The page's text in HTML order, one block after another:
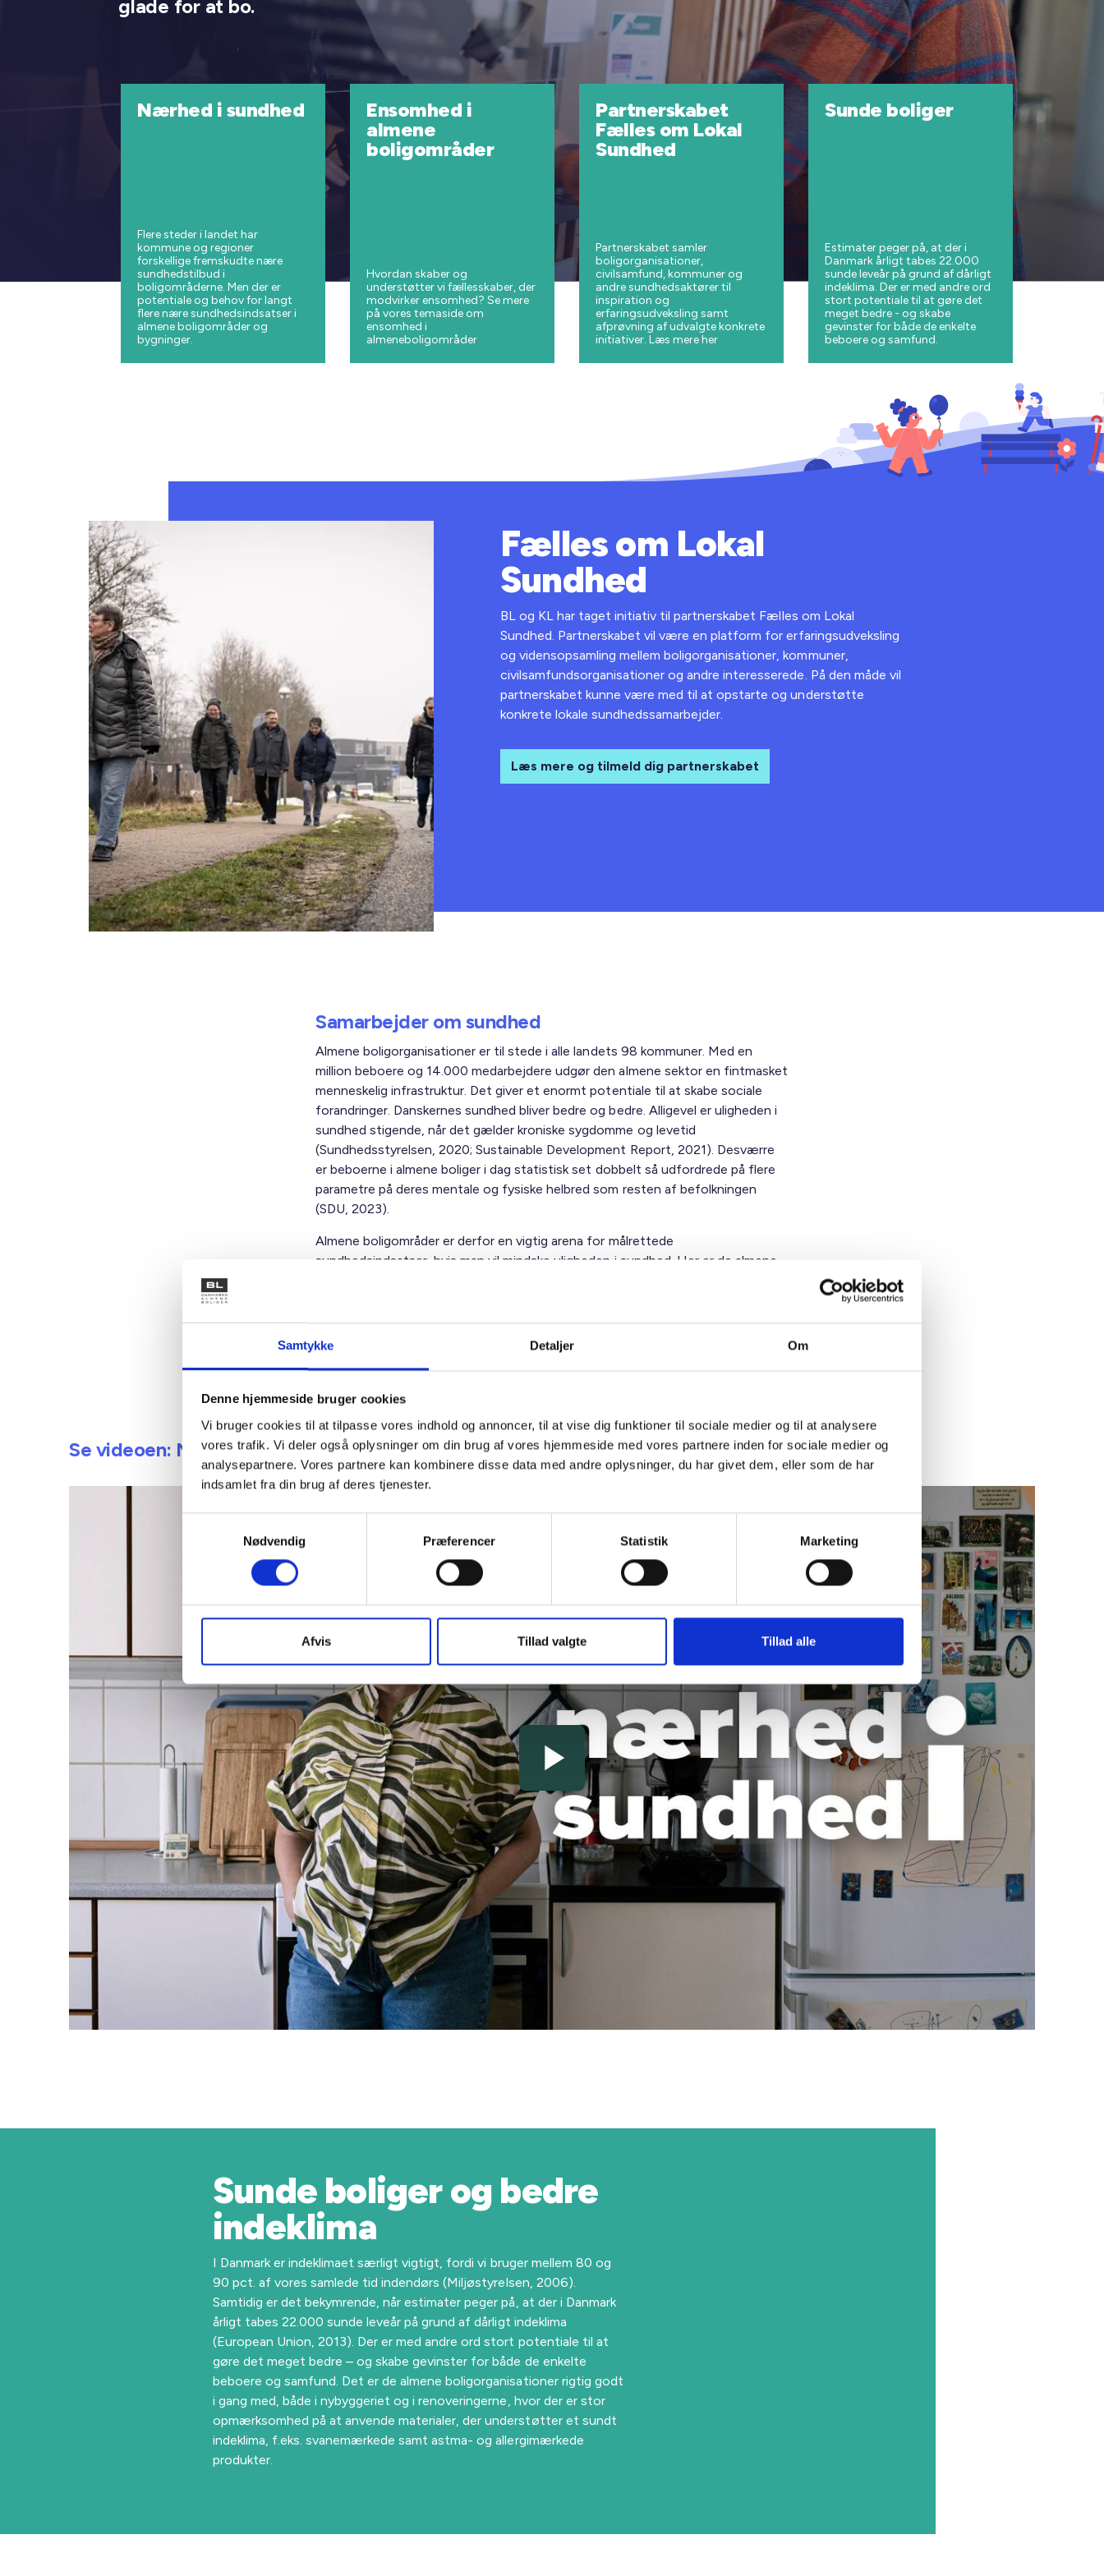
Samtykke Detaljer Om
Denne hjemmeside bruger cookies
Vi bruger cookies til at tilpasse vores indhold og annoncer, til at vise dig funktioner til sociale medier og til at analysere
vores trafik. Vi deler også oplysninger om din brug af vores hjemmeside med vores partnere inden for sociale medier og
analysepartnere. Vores partnere kan kombinere disse data med andre oplysninger, du har givet dem, eller som de har
indsamlet fra din brug af deres tjenester.
Nødvendig
Præferencer Statistik Marketing
Afvis Tillad valgte Tillad alle
glade for at bo.
Nærhed i sundhed
Flere steder i landet har
kommune og regioner
forskellige fremskudte nære
sundhedstilbud i
boligområderne. Men der er
potentiale og behov for langt
flere nære sundhedsindsatser i
almene boligområder og
bygninger.
Ensomhed i
almene
boligområder
Hvordan skaber og
understøtter vi fællesskaber, der
modvirker ensomhed? Se mere
på vores temaside om
ensomhed i
almeneboligområder
Partnerskabet
Fælles om Lokal
Sundhed
Partnerskabet samler
boligorganisationer,
civilsamfund, kommuner og
andre sundhedsaktører til
inspiration og
erfaringsudveksling samt
afprøvning af udvalgte konkrete
initiativer. Læs mere her
Sunde boliger
Estimater peger på, at der i
Danmark årligt tabes 22.000
sunde leveår på grund af dårligt
indeklima. Der er med andre ord
stort potentiale til at gøre det
meget bedre - og skabe
gevinster for både de enkelte
beboere og samfund.
Fælles om Lokal
Sundhed
BL og KL har taget initiativ til partnerskabet Fælles om Lokal
Sundhed. Partnerskabet vil være en platform for erfaringsudveksling
og vidensopsamling mellem boligorganisationer, kommuner,
civilsamfundsorganisationer og andre interesserede. På den måde vil
partnerskabet kunne være med til at opstarte og understøtte
konkrete lokale sundhedssamarbejder.
Læs mere og tilmeld dig partnerskabet
Samarbejder om sundhed
Almene boligorganisationer er til stede i alle landets 98 kommuner. Med en
million beboere og 14.000 medarbejdere udgør den almene sektor en fintmasket
menneskelig infrastruktur. Det giver et enormt potentiale til at skabe sociale
forandringer. Danskernes sundhed bliver bedre og bedre. Alligevel er uligheden i
sundhed stigende, når det gælder kroniske sygdomme og levetid
(Sundhedsstyrelsen, 2020; Sustainable Development Report, 2021). Desværre
er beboerne i almene boliger i dag statistisk set dobbelt så udfordrede på flere
parametre på deres mentale og fysiske helbred som resten af befolkningen
(SDU, 2023).
Almene boligområder er derfor en vigtig arena for målrettede
sundhedsindsatser, hvis man vil mindske uligheden i sundhed. Her er de almene
pandemien kom det hele Danmark til gavn, da der hurtigt blev etableret
beredskaber mellem boligorganisationer og kommuner for at opspore og
Se videoen: Nære sundhedstilbud har gjort en stor forskel for flere beboere
Sunde boliger og bedre
indeklima
I Danmark er indeklimaet særligt vigtigt, fordi vi bruger mellem 80 og
90 pct. af vores samlede tid indendørs (Miljøstyrelsen, 2006).
Samtidig er det bekymrende, når estimater peger på, at der i Danmark
årligt tabes 22.000 sunde leveår på grund af dårligt indeklima
(European Union, 2013). Der er med andre ord stort potentiale til at
gøre det meget bedre – og skabe gevinster for både de enkelte
beboere og samfund. Det er de almene boligorganisationer rigtig godt
i gang med, både i nybyggeriet og i renoveringerne, hvor der er stor
opmærksomhed på at anvende materialer, der understøtter et sundt
indeklima, f.eks. svanemærkede samt astma- og allergimærkede
produkter.